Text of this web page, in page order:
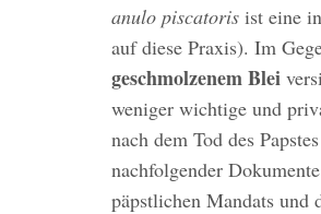
anulo piscatoris ist eine
auf diese Praxis). Im
geschmolzenem Blei
weniger wichtige und
nach dem Tod des
nachfolgender
päpstlichen Mandats und